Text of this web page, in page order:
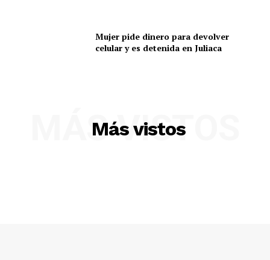
SUSCRIBETE
Mujer pide dinero para devolver
celular y es detenida en Juliaca
Más vistos
MÁS VISTOS